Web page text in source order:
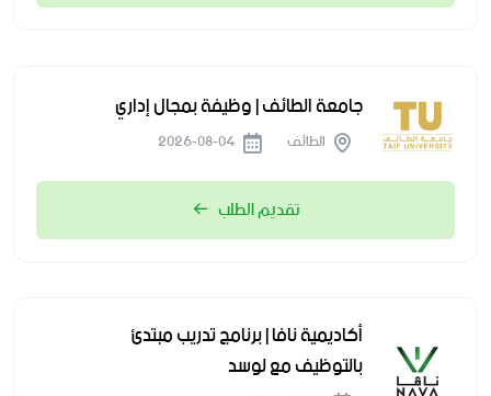
جامعة الطائف | وظيفة بمجال إداري
الطائف
تقديم الطلب
أكاديمية نافا | برنامج تدريب مبتدئ
بالتوظيف مع لوسد